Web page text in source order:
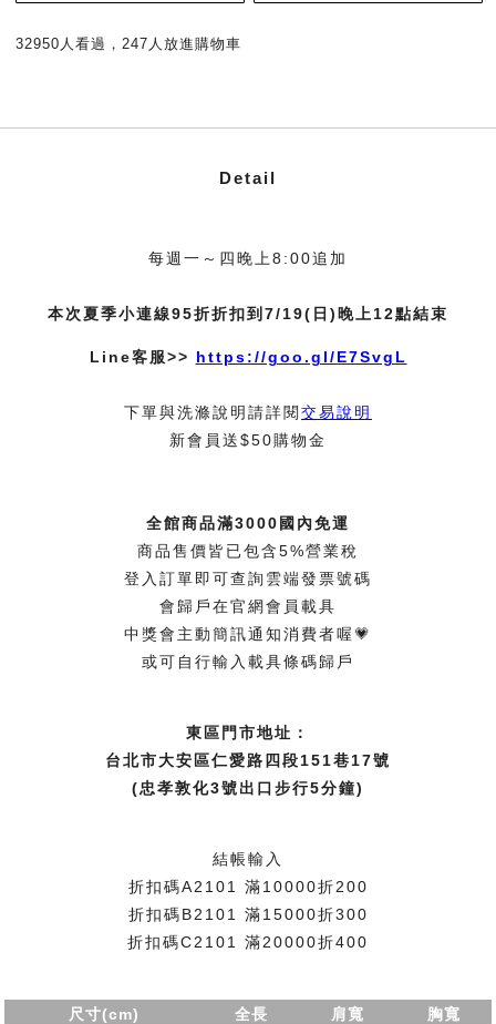
32950人看過，247人放進購物車
Detail
每週一～四晚上8:00追加
本次夏季小連線95折折扣到7/19(日)晚上12點結束
Line客服>> https://goo.gl/E7SvgL
下單與洗滌說明請詳閱交易說明
新會員送$50購物金
全館商品滿3000國內免運
商品售價皆已包含5%營業稅
登入訂單即可查詢雲端發票號碼
會歸戶在官網會員載具
中獎會主動簡訊通知消費者喔💗
或可自行輸入載具條碼歸戶
東區門市地址：
台北市大安區仁愛路四段151巷17號
(忠孝敦化3號出口步行5分鐘)
結帳輸入
折扣碼A2101 滿10000折200
折扣碼B2101 滿15000折300
折扣碼C2101 滿20000折400
尺寸(cm) 全長 肩寬
胸寬